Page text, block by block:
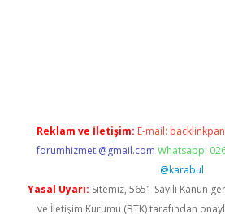
Reklam ve İletişim: E-mail:
forumhizmeti@gmail.com Whatsapp:
@karabul
Yasal Uyarı: Sitemiz, 5651 Sayılı Kanun
ve İletişim Kurumu (BTK) tarafından